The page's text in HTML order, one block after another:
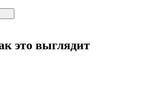
это выглядит